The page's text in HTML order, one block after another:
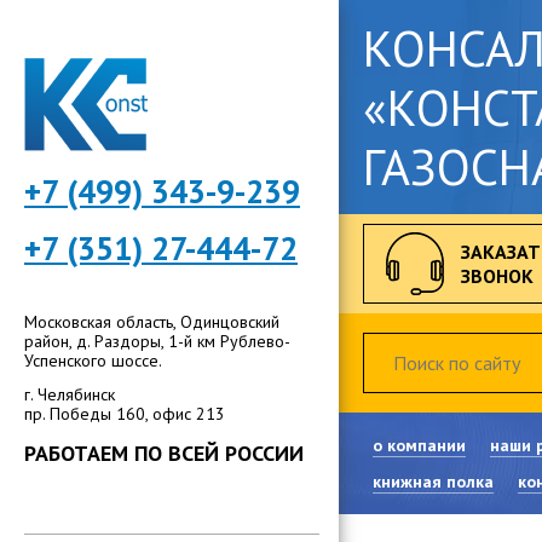
+7 (499) 343-9-239
+7 (351) 27-444-72
Московская область, Одинцовский
район, д. Раздоры, 1-й км Рублево-
Успенского шоссе.
г. Челябинск
пр. Победы 160, офис 213
РАБОТАЕМ ПО ВСЕЙ РОССИИ
ЗВОНОК
о компании
наши
книжная полка